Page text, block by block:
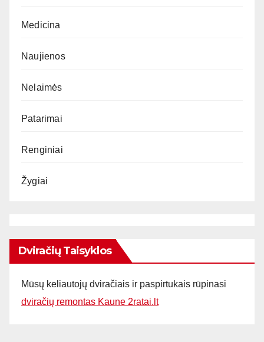
Medicina
Naujienos
Nelaimės
Patarimai
Renginiai
Žygiai
Dviračių Taisyklos
Mūsų keliautojų dviračiais ir paspirtukais rūpinasi
dviračių remontas Kaune 2ratai.lt